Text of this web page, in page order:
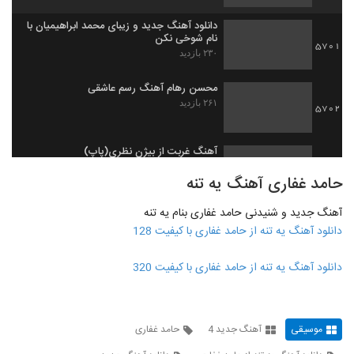
5701
دانلود آهنگ جدید و زیبای محمد ابراهیمیان با
نام شوخی نکن
۲۳۰ بازدید
5702
محسن رهام آهنگ رسم عاشقی
۲۶۱ بازدید
آهنگ غربت از بیژن نظری(پاپ)
5704
دانلود آهنگ ریسمان همه چی رو نرومه (به
همراه مصداق)
دانلود آهنگ طول میکشه تایپ (به همراه لیتو)
موزیک زیبای کجایی دادا (به همراه خلوت) از
حامد غفاری آهنگ یه تنه
آهنگ جدید و شنیدنی حامد غفاری بنام یه تنه
دانلود آهنگ یه تنه از حامد غفاری با کیفیت 128
دانلود آهنگ یه تنه از حامد غفاری با کیفیت 320
موسیقی آهنگ جدید 4
حامد غفاری